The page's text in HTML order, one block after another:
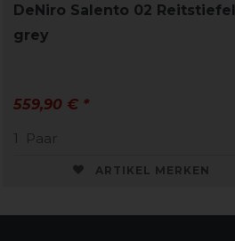
DeNiro Salento 02 Reitstiefel
grey
559,90 € *
1
Paar
ARTIKEL MERKEN